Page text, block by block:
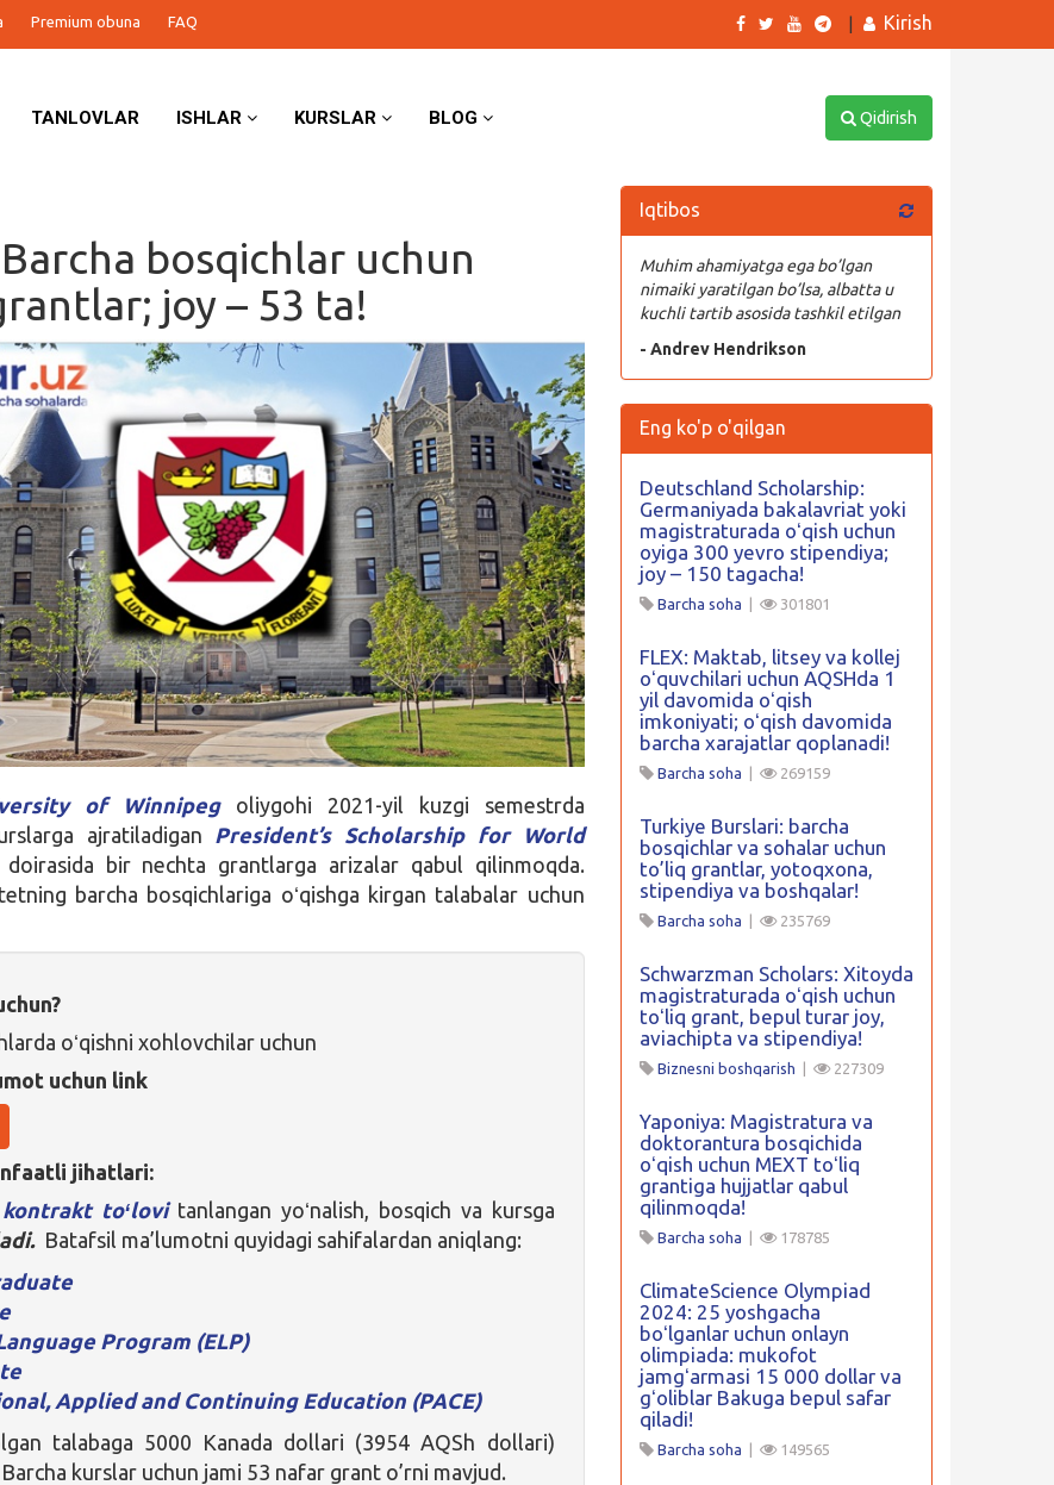
Premium obuna FAQ Kirish
TANLOVLAR ISHLAR KURSLAR BLOG Qidirish
bosqichlar uchun
joy – 53 ta!
of Winnipegoliygohi 2021-yil kuzgi semestrda
ajratiladigan President’s Scholarship for World
doirasida bir nechta grantlarga arizalar qabul qilinmoqda.
barcha bosqichlariga oʻqishga kirgan talabalar uchun
oʻqishni xohlovchilar uchun
uchun link
jihatlari:
kontrakt toʻlovitanlangan yoʻnalish, bosqich va kursga
Batafsil ma’lumotni quyidagi sahifalardan aniqlang:
Program (ELP)
Applied and Continuing Education (PACE)
talabaga 5000 Kanada dollari (3954 AQSh dollari)
kurslar uchun jami 53 nafar grant o’rni mavjud.
Iqtibos
Muhim ahamiyatga ega bo’lgan
nimaiki yaratilgan bo’lsa, albatta u
kuchli tartib asosida tashkil etilgan
- Andrev Hendrikson
Eng ko'p o'qilgan
Deutschland Scholarship:
Germaniyada bakalavriat yoki
magistraturada oʻqish uchun
oyiga 300 yevro stipendiya;
joy – 150 tagacha!
Barcha soha 301801
FLEX: Maktab, litsey va kollej
oʻquvchilari uchun AQSHda 1
yil davomida oʻqish
imkoniyati; oʻqish davomida
barcha xarajatlar qoplanadi!
Barcha soha 269159
Turkiye Burslari: barcha
bosqichlar va sohalar uchun
to’liq grantlar, yotoqxona,
stipendiya va boshqalar!
Barcha soha 235769
Schwarzman Scholars: Xitoyda
magistraturada oʻqish uchun
toʻliq grant, bepul turar joy,
aviachipta va stipendiya!
Biznesni boshqarish 227309
Yaponiya: Magistratura va
doktorantura bosqichida
oʻqish uchun MEXT toʻliq
grantiga hujjatlar qabul
qilinmoqda!
Barcha soha 178785
ClimateScience Olympiad
2024: 25 yoshgacha
boʻlganlar uchun onlayn
olimpiada: mukofot
jamgʻarmasi 15 000 dollar va
gʻoliblar Bakuga bepul safar
qiladi!
Barcha soha 149565